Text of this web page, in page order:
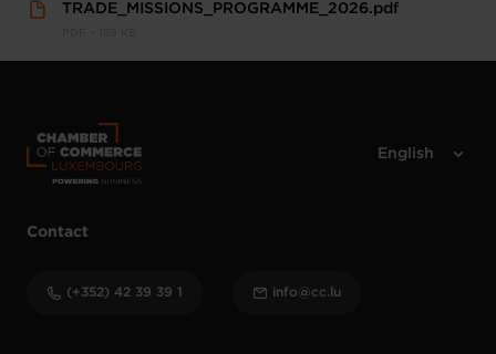
TRADE_MISSIONS_PROGRAMME_2026.pdf
Contact
(+352) 42 39 39 1 info@cc.lu